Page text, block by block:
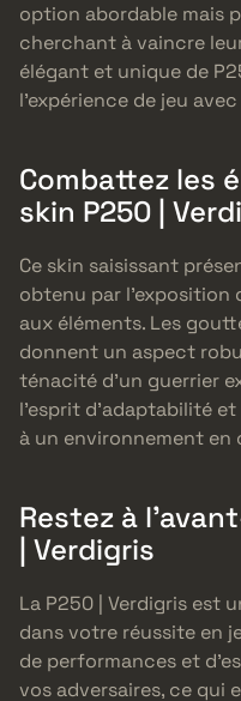
option abordable mais
cherchant à vaincre
élégant et unique de
l’expérience de jeu
Combattez les
skin P250 |
Ce skin saisissant
obtenu par l’exposition
aux éléments. Les
donnent un aspect
ténacité d’un guerrier
l’esprit d’adaptabilité
à un environnement
Restez à
| Verdigris
La P250 | Verdigris est
dans votre réussite en
de performances et
vos adversaires, ce